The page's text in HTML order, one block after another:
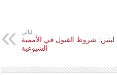
التالي
لينين: شروط القبول في الأممية
الشيوعية